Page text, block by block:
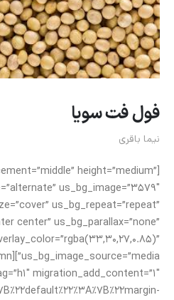
فول فت سویا
نیما باقری
height=”medium”
us_bg_image=”3579″
us_bg_repeat=”repeat”
center” us_bg_parallax=”none”
migration_add_content=”1″